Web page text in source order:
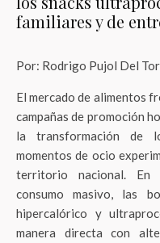
familiares y de
Por: Rodrigo Pujol Del
El mercado de alimentos
campañas de promoción
la transformación de
momentos de ocio
territorio nacional. En
consumo masivo, las
hipercalórico y
manera directa con